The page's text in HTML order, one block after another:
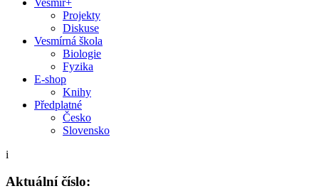
Projekty
Diskuse
Vesmírná škola
Biologie
Fyzika
E-shop
Knihy
Předplatné
Česko
Slovensko
i
Aktuální číslo: